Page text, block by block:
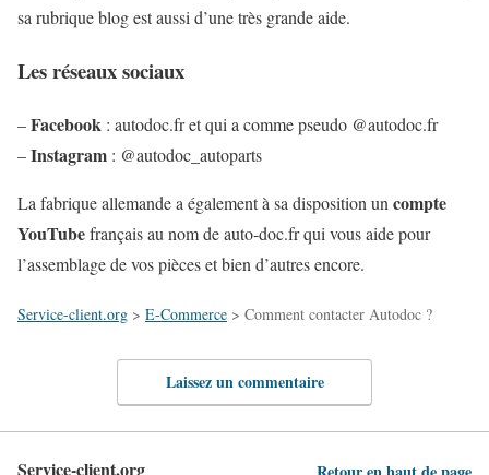
sa rubrique blog est aussi d’une très grande aide.
Les réseaux sociaux
–Facebook : autodoc.fr et qui a comme pseudo @autodoc.fr
–Instagram : @autodoc_autoparts
La fabrique allemande a également à sa disposition un compte
YouTubefrançais au nom de auto-doc.fr qui vous aide pour
l’assemblage de vos pièces et bien d’autres encore.
Service-client.org > E-Commerce > Comment contacter Autodoc ?
Laissez un commentaire
Service-client.org